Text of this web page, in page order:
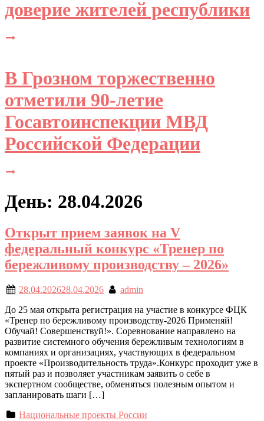
доверие жителей республики
В Грозном торжественно
отметили 90-летие
Госавтоинспекции МВД
Российской Федерации
День: 28.04.2026
Открыт прием заявок на V
федеральный конкурс «Тренер по
бережливому производству – 2026»
28.04.202628.04.2026
admin
До 25 мая открыта регистрация на участие в конкурсе ФЦК
«Тренер по бережливому производству-2026 Применяй!
Обучай! Совершенствуй!». Соревнование направлено на
развитие системного обучения бережливым технологиям в
компаниях и организациях, участвующих в федеральном
проекте «Производительность труда».Конкурс проходит уже в
пятый раз и позволяет участникам заявить о себе в
экспертном сообществе, обменяться полезным опытом и
запланировать шаги […]
Национальные проекты России